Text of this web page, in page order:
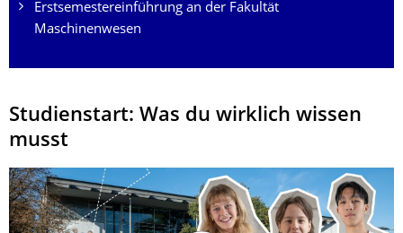
Erstsemestereinführung an der Fakultät
Maschinenwesen
Studienstart: Was du wirklich wissen
musst